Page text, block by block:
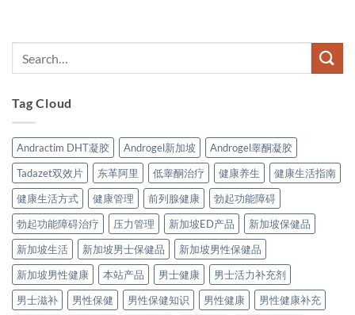
Tag Cloud
Andractim DHT凝胶 Androgel新加坡
Androgel睾酮凝胶
Tadazet双效片
东革阿里 低睾酮治疗 健康养生
健康生活指南
健康生活方式
健康管理 前列腺健康
勃起功能障碍
勃起功能障碍治疗
压力管理 新加坡ED产品
新加坡保健品
新加坡生活
新加坡男士保健品
新加坡男性保健品
新加坡男性健康
本站产品 男士健康
男士活力补充剂
男士滋补
男性保健 男性保健知识 男性健康
男性健康补充